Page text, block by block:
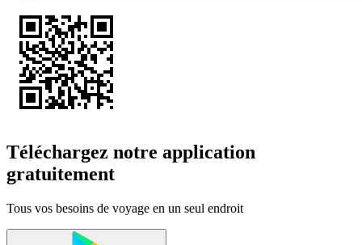
Téléchargez notre application
gratuitement
Tous vos besoins de voyage en un seul endroit